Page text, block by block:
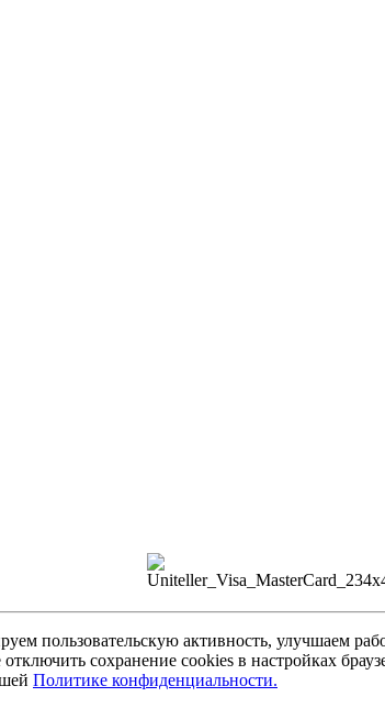
пользовательскую активность, улучшаем
сохранение cookies в настройках
Политике конфиденциальности.